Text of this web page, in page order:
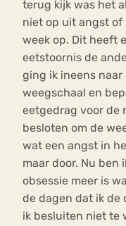
terug kijk was het
niet op uit angst of
week op. Dit heeft
eetstoornis de
ging ik ineens
weegschaal en
eetgedrag voor de
besloten om de
wat een angst in
maar door. Nu ben
obsessie meer is
de dagen dat ik de
ik besluiten niet te